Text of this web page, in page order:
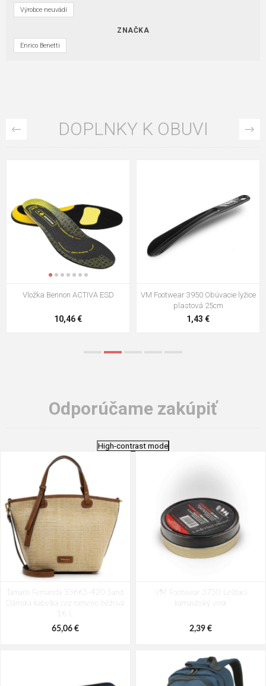
Výrobce neuvádí
ZNAČKA
Enrico Benetti
DOPLNKY K OBUVI
VM Footwear 3009 Vkladacia
5,21 €
VM Footwear 3102 Šnúrky ploché
0,79 €
Odporúčame zakúpiť
High-contrast mode
Tamaris Fernanda 33665-420 Sand
Dámska kabelka cez rameno béžová
16 L
65,06 €
VM Footwear 3750 Leštiaci
karnaubský vosk
2,39 €